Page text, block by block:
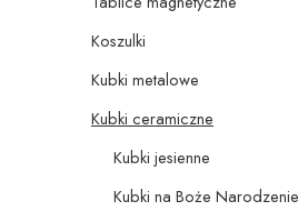
Koszulki
Kubki metalowe
Kubki ceramiczne
Kubki jesienne
Kubki na Boże Narodzenie